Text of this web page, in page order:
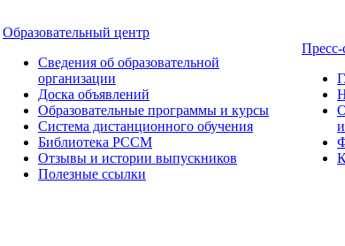
Образовательный центр
Сведения об образовательной
организации
Доска объявлений
Образовательные программы и курсы
Система дистанционного обучения
Библиотека РССМ
Отзывы и истории выпускников
Полезные ссылки
Пресс-